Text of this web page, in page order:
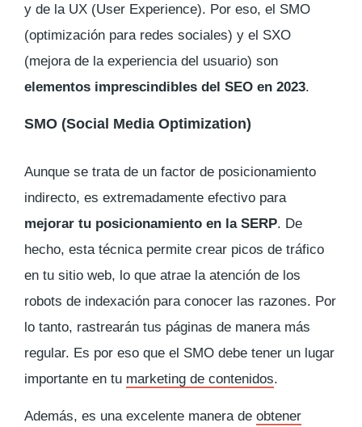
y de la UX (User Experience). Por eso, el SMO
(optimización para redes sociales) y el SXO
(mejora de la experiencia del usuario) son
elementos imprescindibles del SEO en 2023.
SMO (Social Media Optimization)
Aunque se trata de un factor de posicionamiento
indirecto, es extremadamente efectivo para
mejorar tu posicionamiento en la SERP. De
hecho, esta técnica permite crear picos de tráfico
en tu sitio web, lo que atrae la atención de los
robots de indexación para conocer las razones. Por
lo tanto, rastrearán tus páginas de manera más
regular. Es por eso que el SMO debe tener un lugar
importante en tu marketing de contenidos.
Además, es una excelente manera de obtener